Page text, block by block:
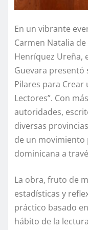
En un vibrante
Carmen Natalia
Henríquez Ureña,
Guevara presentó
Pilares para Crear
Lectores”. Con
autoridades,
diversas
de un
dominicana a
La obra, fruto de
estadísticas y
práctico basado
hábito de la